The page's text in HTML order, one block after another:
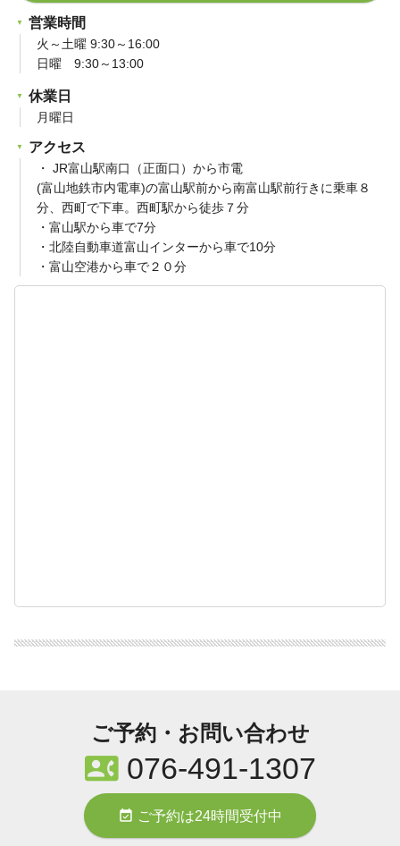
営業時間
火～土曜 9:30～16:00
日曜 9:30～13:00
休業日
月曜日
アクセス
・ JR富山駅南口（正面口）から市電
(富山地鉄市内電車)の富山駅前から南富山駅前行きに乗車８
分、西町で下車。西町駅から徒歩７分
・富山駅から車で7分
・北陸自動車道富山インターから車で10分
・富山空港から車で２０分
ご予約・お問い合わせ
contact_phone076-491-1307
event_available ご予約は24時間受付中